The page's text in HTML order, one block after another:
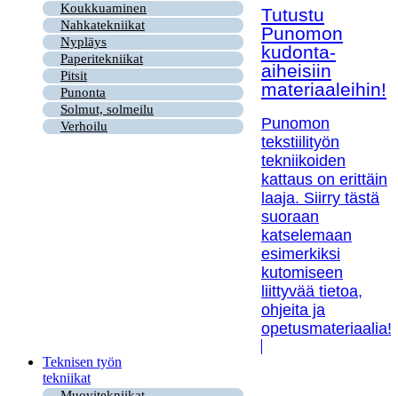
Koukkuaminen
Nahkatekniikat
Nypläys
Paperitekniikat
Pitsit
Punonta
Solmut, solmeilu
Verhoilu
Tutustu
Punomon
kudonta-
aiheisiin
materiaaleihin!
Punomon
tekstiilityön
tekniikoiden
kattaus on erittäin
laaja. Siirry tästä
suoraan
katselemaan
esimerkiksi
kutomiseen
liittyvää tietoa,
ohjeita ja
opetusmateriaalia!
Teknisen työn
tekniikat